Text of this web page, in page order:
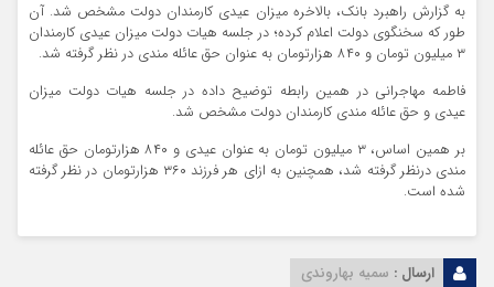
به گزارش راهبرد بانک، بالاخره میزان عیدی کارمندان دولت مشخص شد. آن
طور که سخنگوی دولت اعلام کرده؛ در جلسه هیات دولت میزان عیدی کارمندان
۳ میلیون تومان و ۸۴۰ هزارتومان به عنوان حق عائله مندی در نظر گرفته شد.
فاطمه مهاجرانی در همین رابطه توضیح داده در جلسه هیات دولت میزان
عیدی و حق عائله مندی کارمندان دولت مشخص شد.
بر همین اساس، ۳ میلیون تومان به عنوان عیدی و ۸۴۰ هزارتومان حق عائله
مندی درنظر گرفته شد، همچنین به ازای هر فرزند ۳۶۰ هزارتومان در نظر گرفته
شده است.
ارسال : سمیه بهاروندی